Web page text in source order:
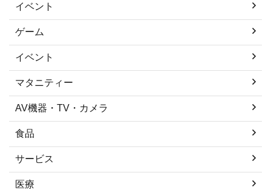
イベント
ゲーム
イベント
マタニティー
AV機器・TV・カメラ
食品
サービス
医療